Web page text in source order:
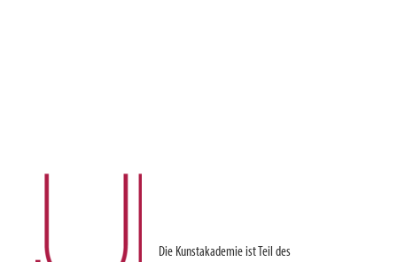
Die Kunstakademie ist Teil des